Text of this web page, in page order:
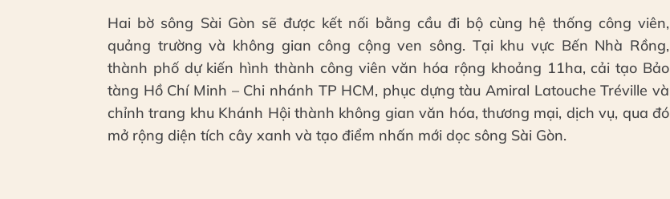
Hai bờ sông Sài Gòn sẽ được kết nối bằng cầu đi bộ cùng hệ thống công viên,
quảng trường và không gian công cộng ven sông. Tại khu vực Bến Nhà Rồng,
thành phố dự kiến hình thành công viên văn hóa rộng khoảng 11ha, cải tạo Bảo
tàng Hồ Chí Minh – Chi nhánh TP HCM, phục dựng tàu Amiral Latouche Tréville và
chỉnh trang khu Khánh Hội thành không gian văn hóa, thương mại, dịch vụ, qua đó
mở rộng diện tích cây xanh và tạo điểm nhấn mới dọc sông Sài Gòn.